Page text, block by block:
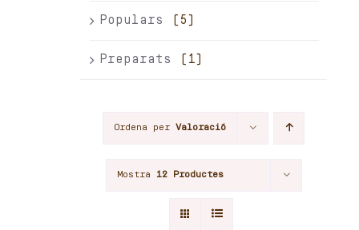
Populars (5)
Preparats (1)
Ordena per Valoració
Mostra 12 Productes